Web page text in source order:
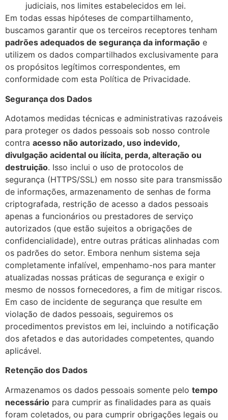
judiciais, nos limites estabelecidos em lei.
Em todas essas hipóteses de compartilhamento,
buscamos garantir que os terceiros receptores tenham
padrões adequados de segurança da informação e
utilizem os dados compartilhados exclusivamente para
os propósitos legítimos correspondentes, em
conformidade com esta Política de Privacidade.
Segurança dos Dados
Adotamos medidas técnicas e administrativas razoáveis
para proteger os dados pessoais sob nosso controle
contra acesso não autorizado, uso indevido,
divulgação acidental ou ilícita, perda, alteração ou
destruição. Isso inclui o uso de protocolos de
segurança (HTTPS/SSL) em nosso site para transmissão
de informações, armazenamento de senhas de forma
criptografada, restrição de acesso a dados pessoais
apenas a funcionários ou prestadores de serviço
autorizados (que estão sujeitos a obrigações de
confidencialidade), entre outras práticas alinhadas com
os padrões do setor. Embora nenhum sistema seja
completamente infalível, empenhamo-nos para manter
atualizadas nossas práticas de segurança e exigir o
mesmo de nossos fornecedores, a fim de mitigar riscos.
Em caso de incidente de segurança que resulte em
violação de dados pessoais, seguiremos os
procedimentos previstos em lei, incluindo a notificação
dos afetados e das autoridades competentes, quando
aplicável.
Retenção dos Dados
Armazenamos os dados pessoais somente pelo tempo
necessário para cumprir as finalidades para as quais
foram coletados, ou para cumprir obrigações legais ou